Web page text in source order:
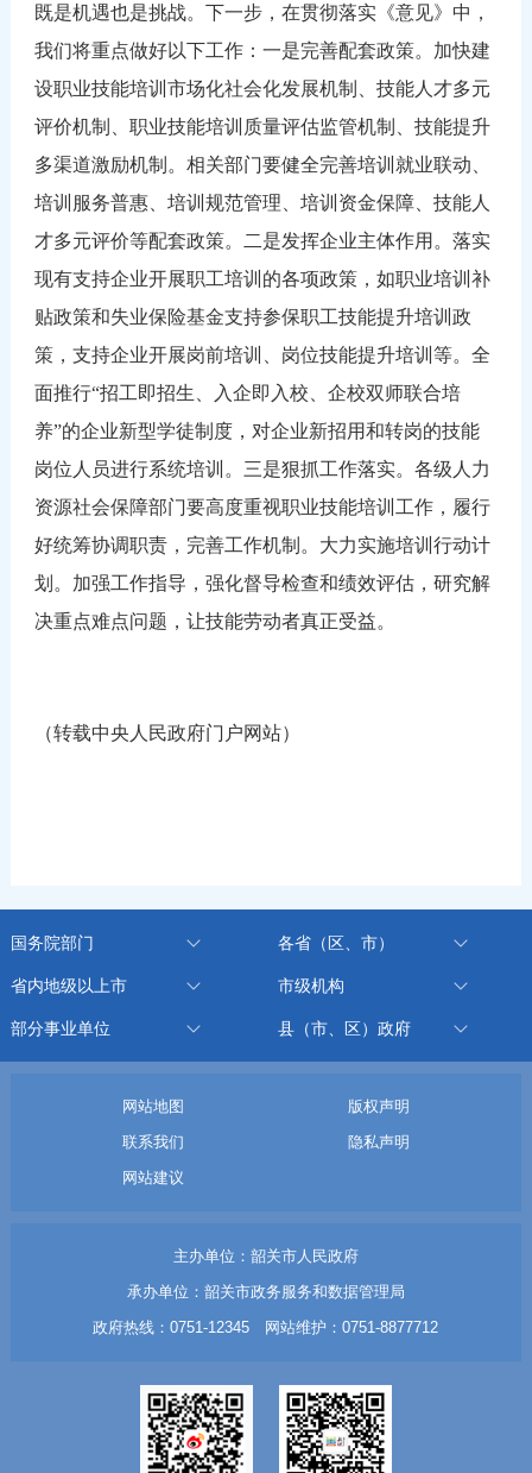
既是机遇也是挑战。下一步，在贯彻落实《意见》中，
我们将重点做好以下工作：一是完善配套政策。加快建
设职业技能培训市场化社会化发展机制、技能人才多元
评价机制、职业技能培训质量评估监管机制、技能提升
多渠道激励机制。相关部门要健全完善培训就业联动、
培训服务普惠、培训规范管理、培训资金保障、技能人
才多元评价等配套政策。二是发挥企业主体作用。落实
现有支持企业开展职工培训的各项政策，如职业培训补
贴政策和失业保险基金支持参保职工技能提升培训政
策，支持企业开展岗前培训、岗位技能提升培训等。全
面推行“招工即招生、入企即入校、企校双师联合培
养”的企业新型学徒制度，对企业新招用和转岗的技能
岗位人员进行系统培训。三是狠抓工作落实。各级人力
资源社会保障部门要高度重视职业技能培训工作，履行
好统筹协调职责，完善工作机制。大力实施培训行动计
划。加强工作指导，强化督导检查和绩效评估，研究解
决重点难点问题，让技能劳动者真正受益。
（转载中央人民政府门户网站）
国务院部门 各省（区、市）
省内地级以上市 市级机构
部分事业单位 县（市、区）政府
网站地图
版权声明
联系我们
隐私声明
网站建议
主办单位：韶关市人民政府
承办单位：韶关市政务服务和数据管理局
政府热线：0751-12345 网站维护：0751-8877712